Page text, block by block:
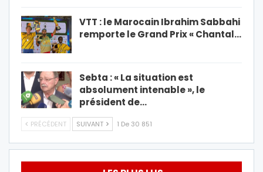
VTT : le Marocain Ibrahim Sabbahi
remporte le Grand Prix « Chantal…
Sebta : « La situation est
absolument intenable », le
président de…
PRÉCÉDENT SUIVANT 1 De 30 851